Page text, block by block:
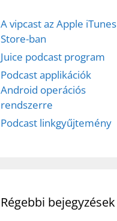
A vipcast az Apple iTunes
Store-ban
Juice podcast program
Podcast applikációk
Android operációs
rendszerre
Podcast linkgyűjtemény
Régebbi bejegyzések